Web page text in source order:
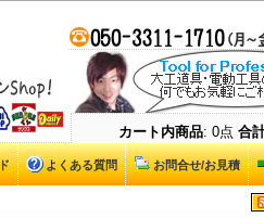
カート内商品: 0点 合
お問合せ/お見積
よくある質問